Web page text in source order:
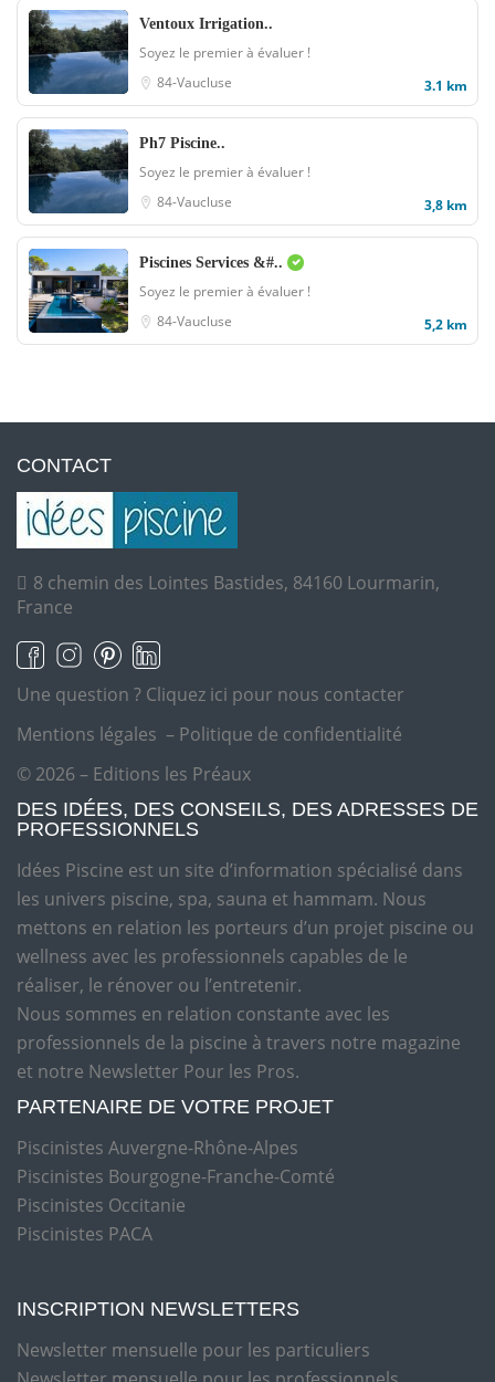
Ventoux Irrigation..
Soyez le premier à évaluer !
84-Vaucluse
3.1 km
Ph7 Piscine..
Soyez le premier à évaluer !
84-Vaucluse
3,8 km
Piscines Services &#..
Soyez le premier à évaluer !
84-Vaucluse
5,2 km
CONTACT
8 chemin des Lointes Bastides, 84160 Lourmarin,
France
Une question ? Cliquez ici pour nous contacter
Mentions légales – Politique de confidentialité
© 2026 – Editions les Préaux
DES IDÉES, DES CONSEILS, DES ADRESSES DE
PROFESSIONNELS
Idées Piscine est un site d’information spécialisé dans
les univers piscine, spa, sauna et hammam. Nous
mettons en relation les porteurs d’un projet piscine ou
wellness avec les professionnels capables de le
réaliser, le rénover ou l’entretenir.
Nous sommes en relation constante avec les
professionnels de la piscine à travers notre magazine
et notre Newsletter Pour les Pros.
PARTENAIRE DE VOTRE PROJET
Piscinistes Auvergne-Rhône-Alpes
Piscinistes Bourgogne-Franche-Comté
Piscinistes Occitanie
Piscinistes PACA
INSCRIPTION NEWSLETTERS
Newsletter mensuelle pour les particuliers